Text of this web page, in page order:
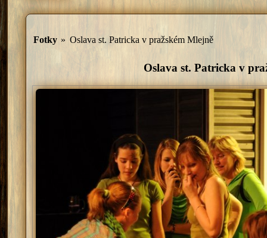
Fotky » Oslava st. Patricka v pražském Mlejně
Oslava st. Patricka v